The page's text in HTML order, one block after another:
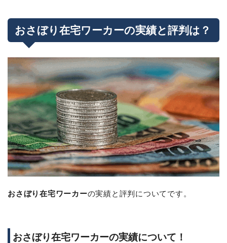
おさぼり在宅ワーカーの実績と評判は？
おさぼり在宅ワーカーの実績と評判についてです。
おさぼり在宅ワーカーの実績について！